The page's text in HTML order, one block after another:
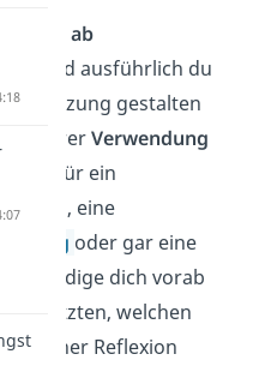
ab
und ausführlich du
gestalten
ihrerVerwendung
sie für ein
eine
oder gar eine
Erkundige dich vorab
welchen
deiner Reflexion